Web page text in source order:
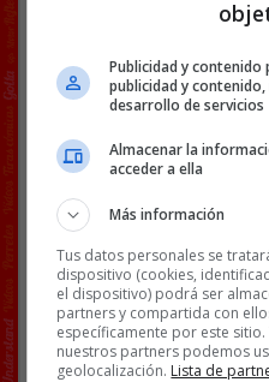
Publicidad y
publicidad y
desarrollo de servicios
Almacenar la
acceder a ella
Más información
Tus datos personales se
dispositivo (cookies,
el dispositivo) podrá ser
partners y compartida con
específicamente por este
nuestros partners podemos
geolocalización. Lista de